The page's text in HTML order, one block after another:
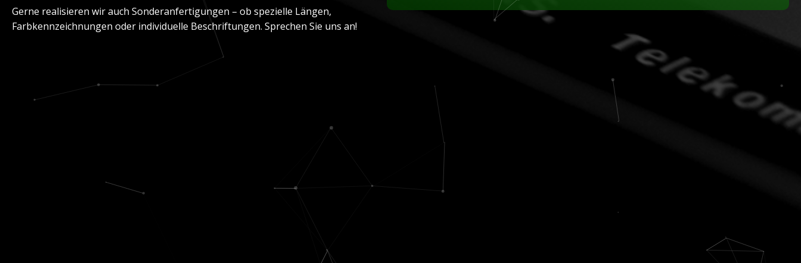
Gerne realisieren wir auch Sonderanfertigungen – ob spezielle Längen,
Farbkennzeichnungen oder individuelle Beschriftungen. Sprechen Sie uns an!